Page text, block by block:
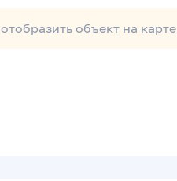
объект на карте